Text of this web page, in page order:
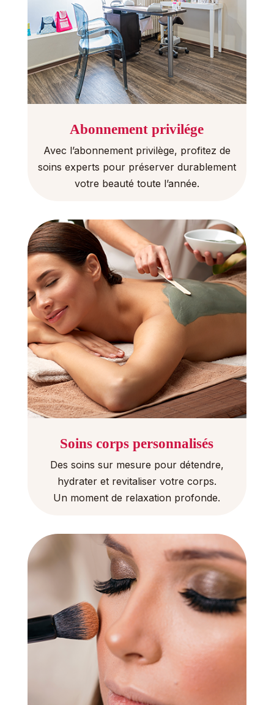
Abonnement privilége
Avec l’abonnement privilège, profitez de
soins experts pour préserver durablement
votre beauté toute l’année.
Soins corps personnalisés
Des soins sur mesure pour détendre,
hydrater et revitaliser votre corps.
Un moment de relaxation profonde.